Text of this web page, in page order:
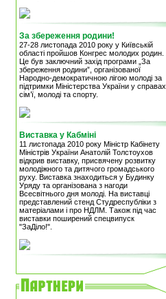
За збереження родини!
27-28 листопада 2010 року у Київській
області пройшов Конгрес молодих родин.
Це був заключний захід програми „За
збереження родини”, організованої
Народно-демократичною лігою молоді за
підтримки Міністерства України у справах
сім’ї, молоді та спорту.
Виставка у Кабміні
11 листопада 2010 року Міністр Кабінету
Міністрів України Анатолій Толстоухов
відкрив виставку, присвячену розвитку
молодіжного та дитячого громадського
руху. Виставка знаходиться у Будинку
Уряду та організована з нагоди
Всесвітнього дня молоді. На виставці
представлений стенд Студреспубліки з
матеріалами і про НДЛМ. Також під час
виставки поширений спецвипуск
"ЗаДіло!".